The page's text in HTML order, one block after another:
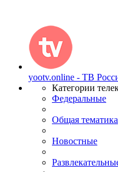
yootv.online - ТВ
Категории
Федеральные
Общая тематика
Новостные